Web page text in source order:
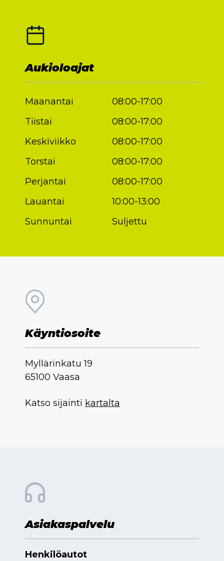
Aukioloajat
Maanantai
08:00-17:00
Tiistai
08:00-17:00
Keskiviikko
08:00-17:00
Torstai
08:00-17:00
Perjantai
08:00-17:00
Lauantai
10:00-13:00
Sunnuntai
Suljettu
Käyntiosoite
Myllärinkatu 19
65100 Vaasa
Katso sijainti kartalta
Asiakaspalvelu
Henkilöautot